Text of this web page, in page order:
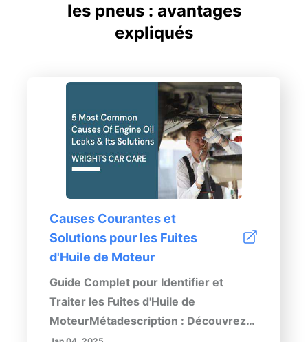
les pneus : avantages
expliqués
Causes Courantes et
Solutions pour les Fuites
d'Huile de Moteur
Guide Complet pour Identifier et
Traiter les Fuites d'Huile de
MoteurMétadescription : Découvrez